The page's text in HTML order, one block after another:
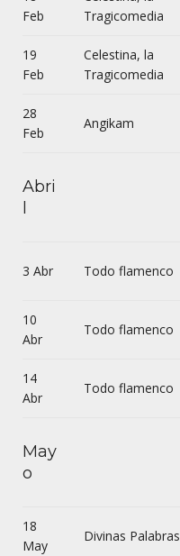
Feb
Tragicomedia
19
Feb
Celestina, la
Tragicomedia
28
Feb
Angikam
Abri
3 Abr Todo flamenco
10
Abr
Todo flamenco
14
Abr
Todo flamenco
May
o
18
May
Divinas Palabras